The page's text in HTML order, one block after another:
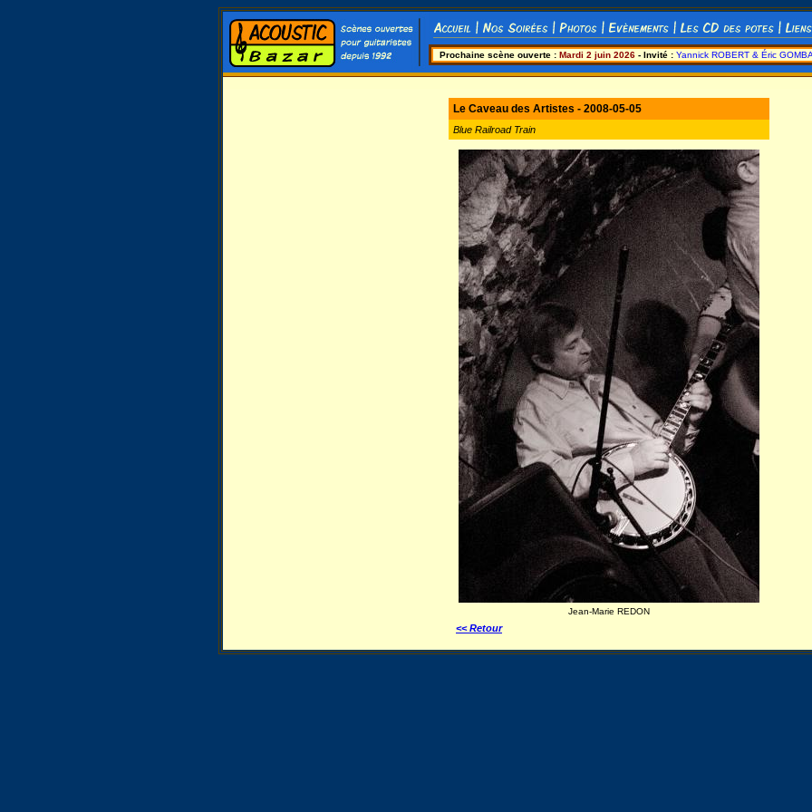
Prochaine scène ouverte : Mardi 2 juin 2026 - Invité : Yannick ROBERT & Éric
Le Caveau des Artistes - 2008-05-05
Blue Railroad Train
Jean-Marie REDON
<< Retour